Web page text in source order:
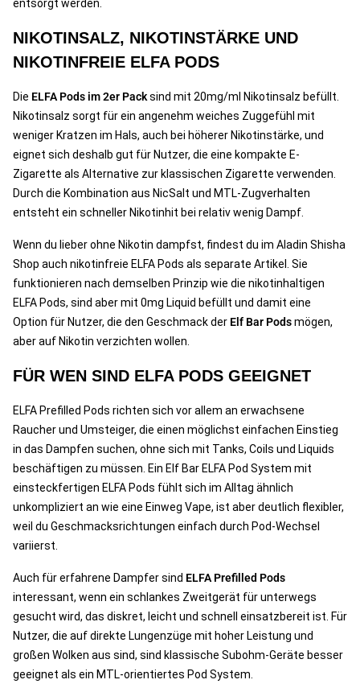
entsorgt werden.
NIKOTINSALZ, NIKOTINSTÄRKE UND
NIKOTINFREIE ELFA PODS
Die ELFA Pods im 2er Packsind mit 20mg/ml Nikotinsalz befüllt.
Nikotinsalz sorgt für ein angenehm weiches Zuggefühl mit
weniger Kratzen im Hals, auch bei höherer Nikotinstärke, und
eignet sich deshalb gut für Nutzer, die eine kompakte E-
Zigarette als Alternative zur klassischen Zigarette verwenden.
Durch die Kombination aus NicSalt und MTL-Zugverhalten
entsteht ein schneller Nikotinhit bei relativ wenig Dampf.
Wenn du lieber ohne Nikotin dampfst, findest du im Aladin Shisha
Shop auch nikotinfreie ELFA Pods als separate Artikel. Sie
funktionieren nach demselben Prinzip wie die nikotinhaltigen
ELFA Pods, sind aber mit 0mg Liquid befüllt und damit eine
Option für Nutzer, die den Geschmack der Elf Bar Podsmögen,
aber auf Nikotin verzichten wollen.
FÜR WEN SIND ELFA PODS GEEIGNET
ELFA Prefilled Pods richten sich vor allem an erwachsene
Raucher und Umsteiger, die einen möglichst einfachen Einstieg
in das Dampfen suchen, ohne sich mit Tanks, Coils und Liquids
beschäftigen zu müssen. Ein Elf Bar ELFA Pod System mit
einsteckfertigen ELFA Pods fühlt sich im Alltag ähnlich
unkompliziert an wie eine Einweg Vape, ist aber deutlich flexibler,
weil du Geschmacksrichtungen einfach durch Pod-Wechsel
variierst.
Auch für erfahrene Dampfer sind ELFA Prefilled Pods
interessant, wenn ein schlankes Zweitgerät für unterwegs
gesucht wird, das diskret, leicht und schnell einsatzbereit ist. Für
Nutzer, die auf direkte Lungenzüge mit hoher Leistung und
großen Wolken aus sind, sind klassische Subohm-Geräte besser
geeignet als ein MTL-orientiertes Pod System.